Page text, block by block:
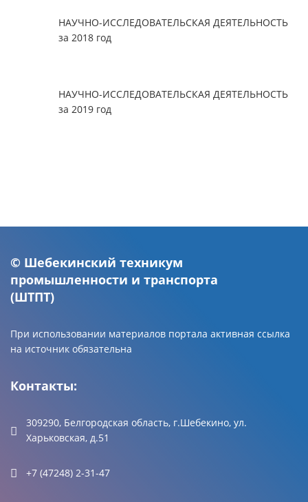
НАУЧНО-ИССЛЕДОВАТЕЛЬСКАЯ ДЕЯТЕЛЬНОСТЬ
за 2018 год
НАУЧНО-ИССЛЕДОВАТЕЛЬСКАЯ ДЕЯТЕЛЬНОСТЬ
за 2019 год
© Шебекинский техникум
промышленности и транспорта
(ШТПТ)
При использовании материалов портала активная ссылка
на источник обязательна
Контакты:
309290, Белгородская область, г.Шебекино, ул.
Харьковская, д.51
+7 (47248) 2-31-47